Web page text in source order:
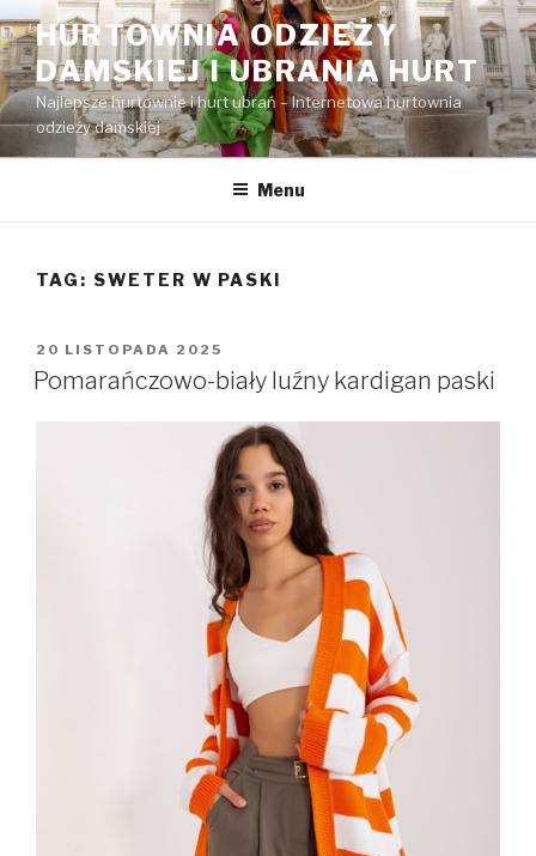
Przejdź
do
treści
HURTOWNIA ODZIEŻY
DAMSKIEJ I UBRANIA HURT
Najlepsze hurtownie i hurt ubrań – Internetowa hurtownia
odzieży damskiej
Menu
TAG: SWETER W PASKI
OPUBLIKOWANE
W
20 LISTOPADA 2025
Pomarańczowo-biały luźny kardigan paski